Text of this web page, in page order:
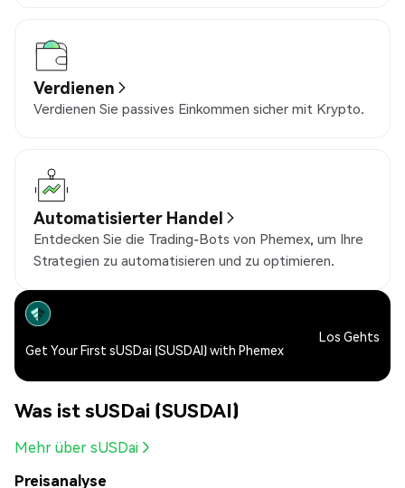
Verdienen
Verdienen Sie passives Einkommen sicher mit Krypto.
Automatisierter Handel
Entdecken Sie die Trading-Bots von Phemex, um Ihre
Strategien zu automatisieren und zu optimieren.
Get Your First sUSDai (SUSDAI) with Phemex
Los Gehts
Was ist sUSDai (SUSDAI)
Mehr über sUSDai
Preisanalyse